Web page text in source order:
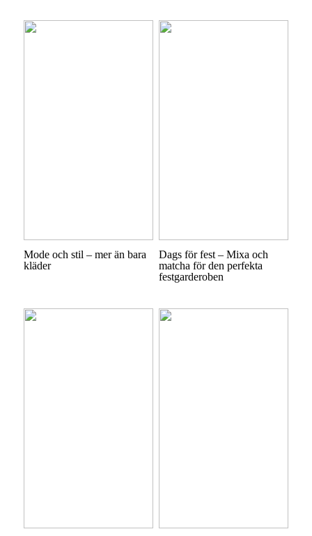
Mode och stil – mer än bara
kläder
Dags för fest – Mixa och
matcha för den perfekta
festgarderoben